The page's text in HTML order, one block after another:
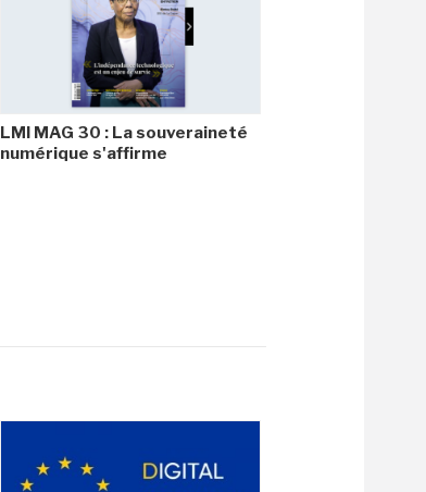
LMI MAG 30 : La souveraineté
numérique s'affirme